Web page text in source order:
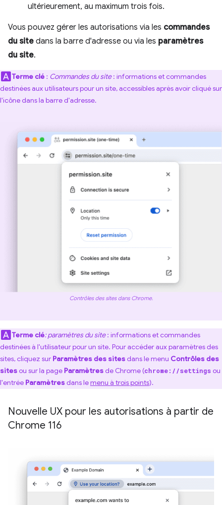
ultérieurement, au maximum trois fois.
Vous pouvez gérer les autorisations via les commandes
du site dans la barre d'adresse ou via les paramètres
du site.
Terme clé : Commandes du site: informations et commandes
destinées aux utilisateurs pour un site, accessibles après avoir cliqué sur
l'icône dans la barre d'adresse.
Contrôles des sites dans Chrome.
Terme clé: paramètres du site: informations et commandes
destinées à l'utilisateur pour un site. Pour accéder aux paramètres des
sites, cliquez sur Paramètres des sitesdans le menu Contrôles des
sitesou sur la page Paramètresde Chrome (chrome://settings ou
l'entrée Paramètresdans lemenu à trois points).
Nouvelle UX pour les autorisations à partir de
Chrome 116